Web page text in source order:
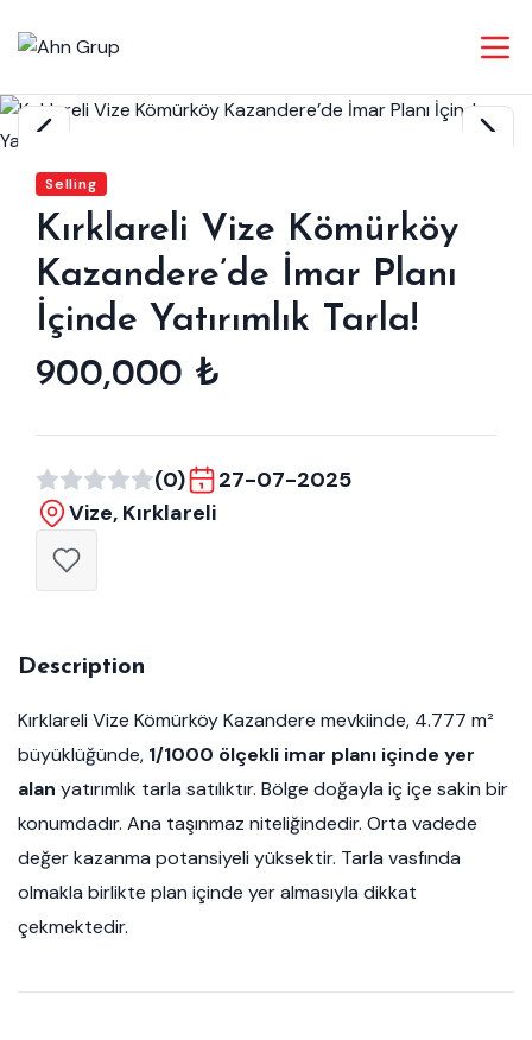
Selling
Kırklareli Vize Kömürköy
Kazandere’de İmar Planı
İçinde Yatırımlık Tarla!
900,000 ₺
(0)
27-07-2025
Vize, Kırklareli
Description
Kırklareli Vize Kömürköy Kazandere mevkiinde, 4.777 m²
büyüklüğünde, 1/1000 ölçekli imar planı içinde yer
alan yatırımlık tarla satılıktır. Bölge doğayla iç içe sakin bir
konumdadır. Ana taşınmaz niteliğindedir. Orta vadede
değer kazanma potansiyeli yüksektir. Tarla vasfında
olmakla birlikte plan içinde yer almasıyla dikkat
çekmektedir.